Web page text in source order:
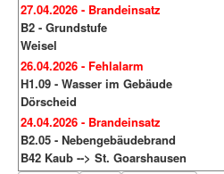
27.04.2026 - Brandeinsatz
B2 - Grundstufe
Weisel
26.04.2026 - Fehlalarm
H1.09 - Wasser im Gebäude
Dörscheid
24.04.2026 - Brandeinsatz
B2.05 - Nebengebäudebrand
B42 Kaub --> St. Goarshausen